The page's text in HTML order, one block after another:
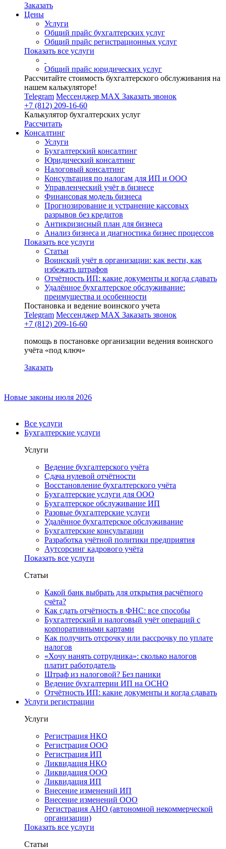
Заказать
Цены
Услуги
Общий прайс бухгалтерских услуг
Общий прайс регистрационных услуг
Показать все услуги
Общий прайс юридических услуг
Рассчитайте стоимость бухгалтерского обслуживания на
нашем калькуляторе!
Telegram Мессенджер MAX Заказать звонок
+7 (812) 209-16-60
Калькулятор бухгалтерских услуг
Рассчитать
Консалтинг
Услуги
Бухгалтерский консалтинг
Юридический консалтинг
Налоговый консалтинг
Консультация по налогам для ИП и ООО
Управленческий учёт в бизнесе
Финансовая модель бизнеса
Прогнозирование и устранение кассовых
разрывов без кредитов
Антикризисный план для бизнеса
Анализ бизнеса и диагностика бизнес процессов
Показать все услуги
Статьи
Воинский учёт в организации: как вести, как
избежать штрафов
Отчётность ИП: какие документы и когда сдавать
Удалённое бухгалтерское обслуживание:
преимущества и особенности
Постановка и ведение воинского учета
Telegram Мессенджер MAX Заказать звонок
+7 (812) 209-16-60
помощь в постановке организации ведения воинского
учёта «под ключ»
Заказать
Новые законы июля 2026
Все услуги
Бухгалтерские услуги
Услуги
Ведение бухгалтерского учёта
Сдача нулевой отчётности
Восстановление бухгалтерского учёта
Бухгалтерские услуги для ООО
Бухгалтерское обслуживание ИП
Разовые бухгалтерские услуги
Удалённое бухгалтерское обслуживание
Бухгалтерские консультации
Разработка учётной политики предприятия
Аутсорсинг кадрового учёта
Показать все услуги
Статьи
Какой банк выбрать для открытия расчётного
счёта?
Как сдать отчётность в ФНС: все способы
Бухгалтерский и налоговый учёт операций с
корпоративными картами
Как получить отсрочку или рассрочку по уплате
налогов
«Хочу нанять сотрудника»: сколько налогов
платит работодатель
Штраф из налоговой? Без паники
Ведение бухгалтерии ИП на ОСНО
Отчётность ИП: какие документы и когда сдавать
Услуги регистрации
Услуги
Регистрация НКО
Регистрация ООО
Регистрация ИП
Ликвидация НКО
Ликвидация ООО
Ликвидация ИП
Внесение изменений ИП
Внесение изменений ООО
Регистрация АНО (автономной некоммерческой
организации)
Показать все услуги
Статьи